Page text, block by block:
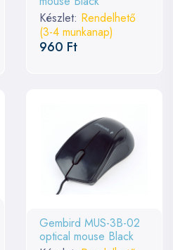
Készlet: Rendelhető
(3-4 munkanap)
960 Ft
Gembird MUS-3B-02
optical mouse Black